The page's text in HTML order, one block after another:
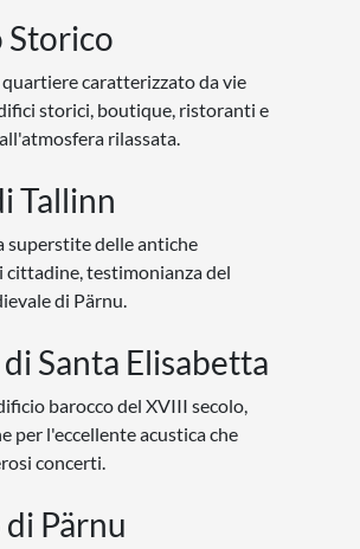
Storico
caratterizzato da vie
storici, boutique, ristoranti e
rilassata.
Tallinn
superstite delle antiche
testimonianza del
di Pärnu.
Santa Elisabetta
barocco del XVIII secolo,
per l'eccellente acustica che
concerti.
Pärnu